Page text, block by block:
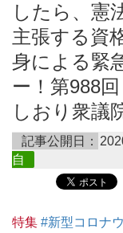
したら、憲
主張する資
身による緊
ー！第988
しおり衆議
記事公開日：
自
特集 #新型コロナ